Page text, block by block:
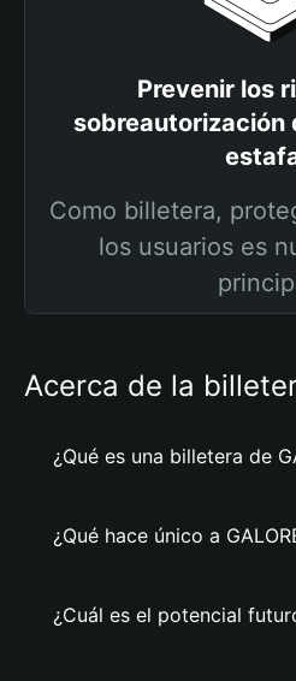
Prevenir los
sobreautorización
Como billetera,
los usuarios es
Acerca de la
¿Qué es una billetera de
¿Qué hace único a
¿Cuál es el potencial